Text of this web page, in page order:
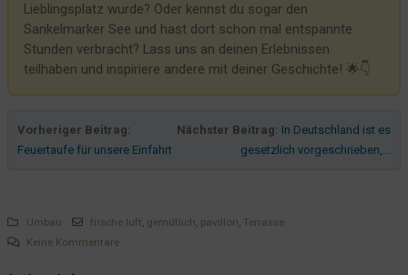
Eine neue Einfahrt fürs Hotel
Wenn eine Baustelle den Sportler in Dir weckt
Straßenbauarbeiten: Ongoing
Links rechts geradeaus?
Wer teeren will muss sperren!
Wird die Straße saniert, zittern die Gebäude
Heute muss der Eingangsbereich dran glauben
Lieblingsplatz wurde? Oder kennst du sogar den
Sankelmarker See und hast dort schon mal entspannte
Stunden verbracht? Lass uns an deinen Erlebnissen
teilhaben und inspiriere andere mit deiner Geschichte! 🌟👇
Vorheriger Beitrag:
Feuertaufe für unsere Einfahrt
Nächster Beitrag: In Deutschland ist es
gesetzlich vorgeschrieben,...
Umbau frische luft, gemütlich, pavillon,Terrasse
Keine Kommentare